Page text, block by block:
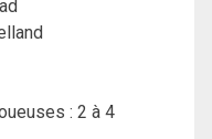
: 2 à 4